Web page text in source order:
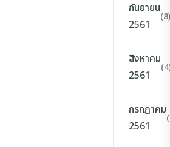
กันยายน
2561
(8)
สิงหาคม
2561
กรกฎาคม
2561